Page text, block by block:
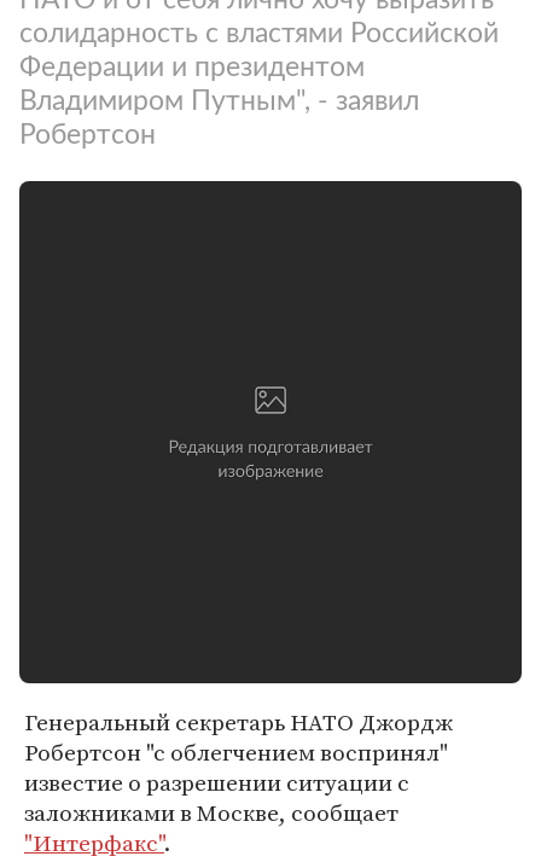
солидарность с властями Российской
Федерации и президентом
Владимиром Путным", - заявил
Робертсон
Генеральный секретарь НАТО Джордж
Робертсон "с облегчением воспринял"
известие о разрешении ситуации с
заложниками в Москве, сообщает
"Интерфакс".